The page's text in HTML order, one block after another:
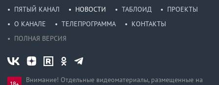
ПЯТЫЙ КАНАЛ НОВОСТИ ТАБЛОИД
ПРОЕКТЫ
О КАНАЛЕ
ТЕЛЕПРОГРАММА
КОНТАКТЫ
ПОЛНАЯ ВЕРСИЯ
Внимание! Отдельные видеоматериалы, размещенные на